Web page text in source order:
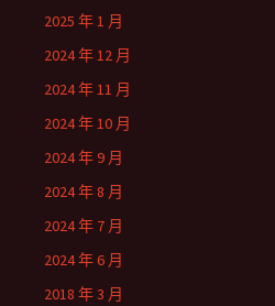
2025 年 1 月
2024 年 12 月
2024 年 11 月
2024 年 10 月
2024 年 9 月
2024 年 8 月
2024 年 7 月
2024 年 6 月
2018 年 3 月